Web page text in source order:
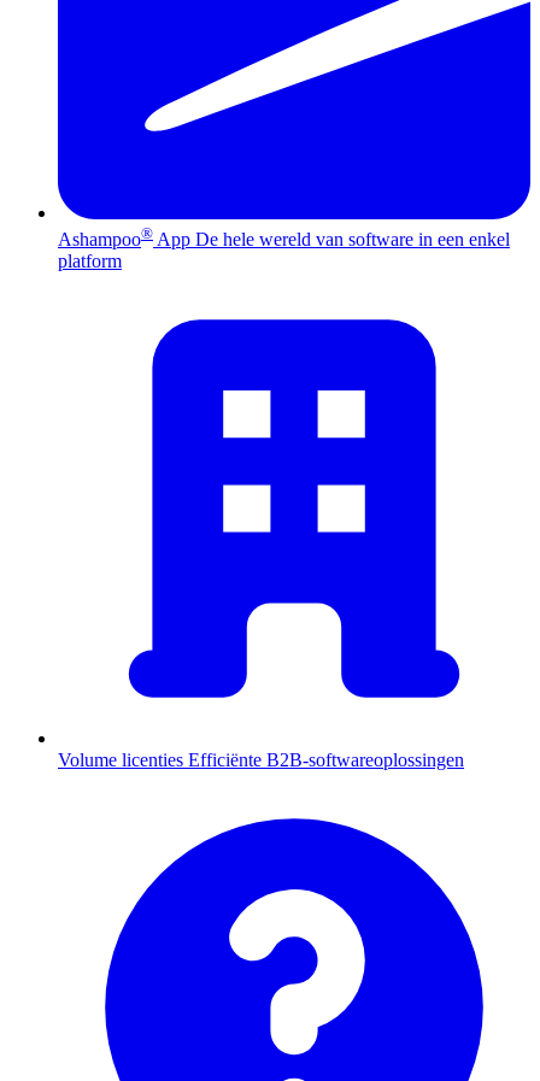
Ashampoo® App De hele wereld van software in een enkel
platform
Volume licenties Efficiënte B2B-softwareoplossingen